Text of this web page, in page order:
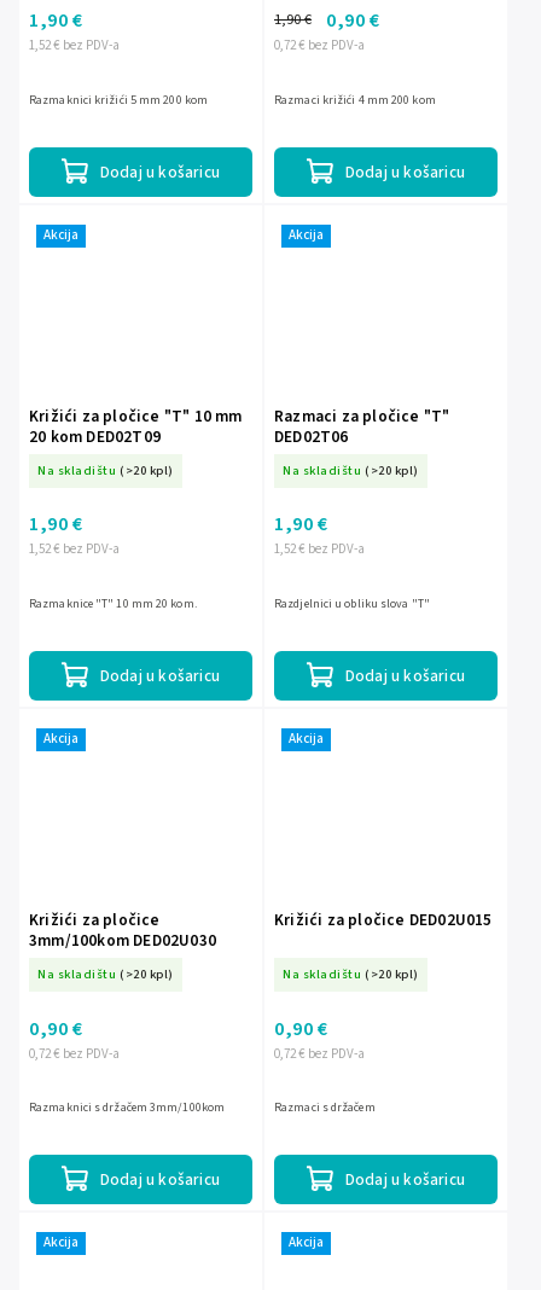
1,52 € bez PDV-a
1,90 €
Dodaj u košaricu
Razmaknici križići 5 mm 200 kom
0,72 € bez PDV-a
1,90 € 0,90 €
Dodaj u košaricu
Razmaci križići 4 mm 200 kom
Akcija
Križići za pločice "T" 10 mm
20 kom DED02T09
Na skladištu (>20 kpl)
1,52 € bez PDV-a
1,90 €
Dodaj u košaricu
Razmaknice "T" 10 mm 20 kom.
Akcija
Razmaci za pločice "T"
DED02T06
Na skladištu (>20 kpl)
1,52 € bez PDV-a
1,90 €
Dodaj u košaricu
Razdjelnici u obliku slova "T"
Akcija
Križići za pločice
3mm/100kom DED02U030
Na skladištu (>20 kpl)
0,72 € bez PDV-a
0,90 €
Dodaj u košaricu
Razmaknici s držačem 3mm/100kom
Akcija
Križići za pločice DED02U015
Na skladištu (>20 kpl)
0,72 € bez PDV-a
0,90 €
Dodaj u košaricu
Razmaci s držačem
Akcija Akcija